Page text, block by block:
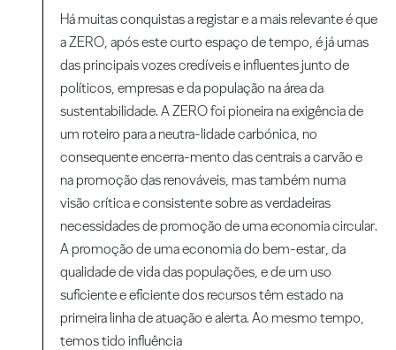
Há muitas conquistas a registar e a mais relevante é que
a ZERO, após este curto espaço de tempo, é já umas
das principais vozes credíveis e influentes junto de
políticos, empresas e da população na área da
sustentabilidade. A ZERO foi pioneira na exigência de
um roteiro para a neutra-lidade carbónica, no
consequente encerra-mento das centrais a carvão e
na promoção das renováveis, mas também numa
visão crítica e consistente sobre as verdadeiras
necessidades de promoção de uma economia circular.
A promoção de uma economia do bem-estar, da
qualidade de vida das populações, e de um uso
suficiente e eficiente dos recursos têm estado na
primeira linha de atuação e alerta. Ao mesmo tempo,
temos tido influência